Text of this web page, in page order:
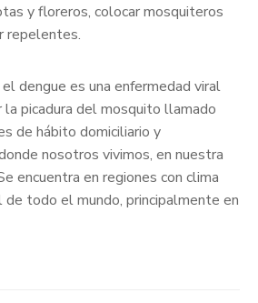
y floreros, colocar mosquiteros
repelentes.
dengue es una enfermedad viral
picadura del mosquito llamado
de hábito domiciliario y
nosotros vivimos, en nuestra
encuentra en regiones con clima
todo el mundo, principalmente en